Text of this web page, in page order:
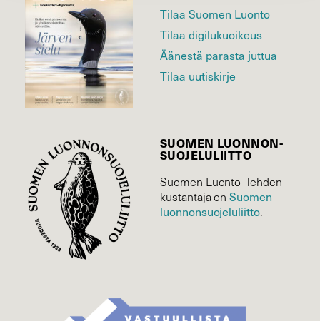
Tilaa Suomen Luonto
Tilaa digilukuoikeus
Äänestä parasta juttua
Tilaa uutiskirje
SUOMEN LUONNON­
SUOJELU­LIITTO
Suomen Luonto -lehden
kustantaja onSuomen
luonnonsuojelu­liitto.